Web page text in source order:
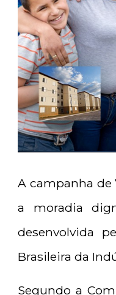
A campanha de
a moradia
desenvolvida
Brasileira da
Segundo a